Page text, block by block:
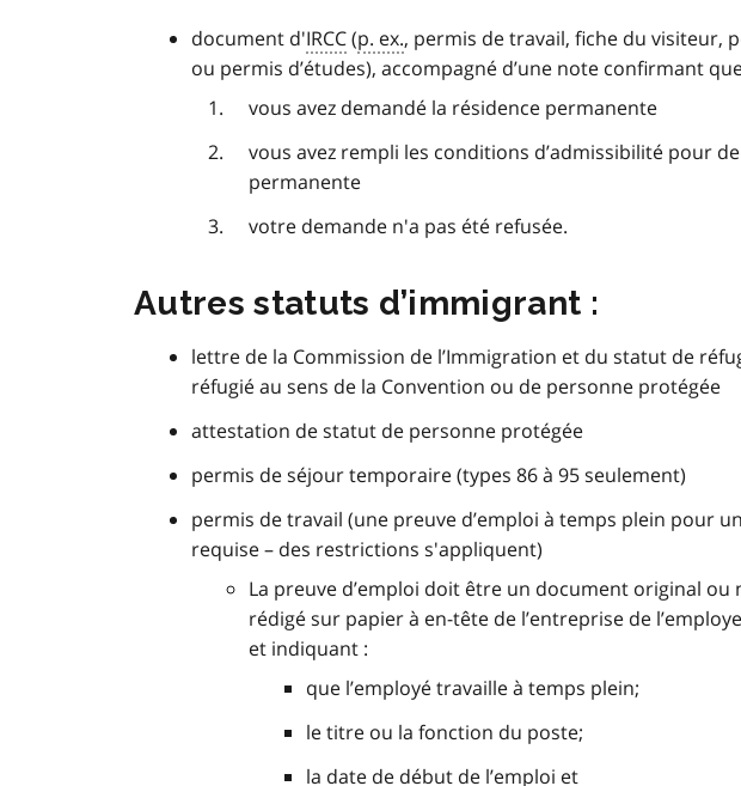
document d'IRCC(p. ex., permis de travail, fiche du visiteur,
ou permis d’études), accompagné d’une note confirmant
vous avez demandé la résidence permanente
vous avez rempli les conditions d’admissibilité pour
permanente
votre demande n'a pas été refusée.
Autres statuts d’immigrant :
lettre de la Commission de l’Immigration et du statut de
réfugié au sens de la Convention ou de personne protégée
attestation de statut de personne protégée
permis de séjour temporaire (types 86 à 95 seulement)
permis de travail (une preuve d’emploi à temps plein pour
requise – des restrictions s'appliquent)
La preuve d’emploi doit être un document original
rédigé sur papier à en-tête de l’entreprise de
et indiquant :
que l’employé travaille à temps plein;
le titre ou la fonction du poste;
la date de début de l’emploi et